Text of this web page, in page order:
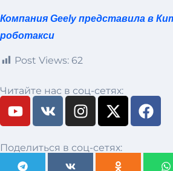
Компания Geely представила в
роботакси
Post Views: 62
Читайте нас в соц-сетях:
Поделиться в соц-сетях: